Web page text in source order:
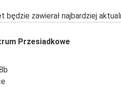
będzie zawierał najbardziej
Przesiadkowe